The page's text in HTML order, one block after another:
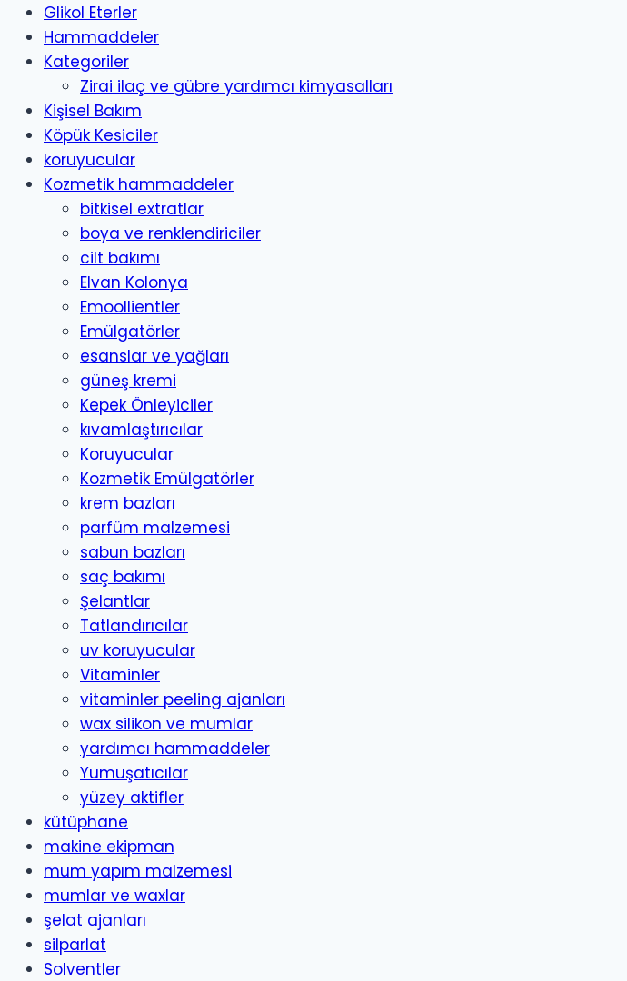
Glikol Eterler
Hammaddeler
Kategoriler
Zirai ilaç ve gübre yardımcı kimyasalları
Kişisel Bakım
Köpük Kesiciler
koruyucular
Kozmetik hammaddeler
bitkisel extratlar
boya ve renklendiriciler
cilt bakımı
Elvan Kolonya
Emoollientler
Emülgatörler
esanslar ve yağları
güneş kremi
Kepek Önleyiciler
kıvamlaştırıcılar
Koruyucular
Kozmetik Emülgatörler
krem bazları
parfüm malzemesi
sabun bazları
saç bakımı
Şelantlar
Tatlandırıcılar
uv koruyucular
Vitaminler
vitaminler peeling ajanları
wax silikon ve mumlar
yardımcı hammaddeler
Yumuşatıcılar
yüzey aktifler
kütüphane
makine ekipman
mum yapım malzemesi
mumlar ve waxlar
şelat ajanları
silparlat
Solventler